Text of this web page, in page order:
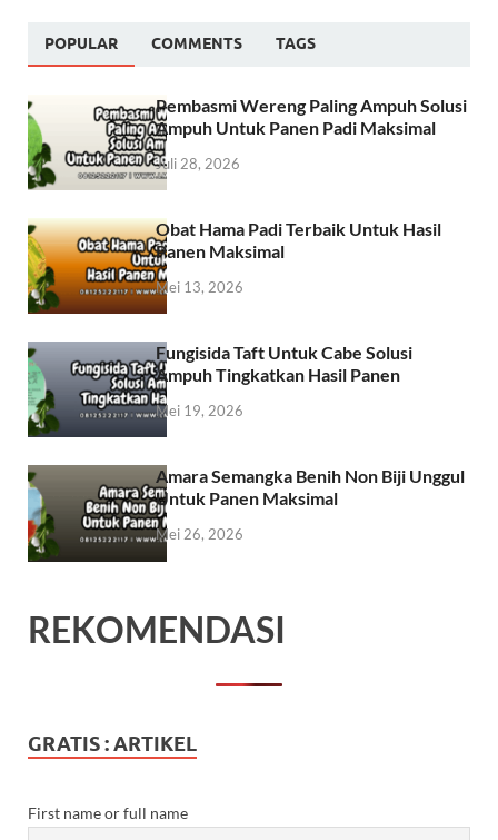
POPULAR COMMENTS TAGS
Pembasmi Wereng Paling Ampuh Solusi
Ampuh Untuk Panen Padi Maksimal
Juli 28, 2026
Obat Hama Padi Terbaik Untuk Hasil
Panen Maksimal
Mei 13, 2026
Fungisida Taft Untuk Cabe Solusi
Ampuh Tingkatkan Hasil Panen
Mei 19, 2026
Amara Semangka Benih Non Biji Unggul
Untuk Panen Maksimal
Mei 26, 2026
REKOMENDASI
GRATIS : ARTIKEL
First name or full name